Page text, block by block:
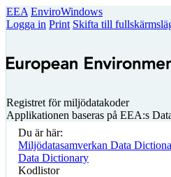
EEA EnviroWindows
Logga in Print Skifta till
Registret för miljödatakoder
Applikationen baseras på EEA:s
Du är här:
Miljödatasamverkan Data
Data Dictionary
Kodlistor